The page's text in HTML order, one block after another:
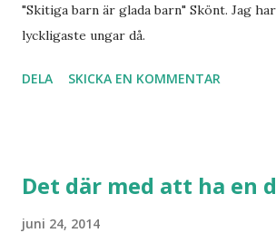
"Skitiga barn är glada barn" Skönt. Jag
lyckligaste ungar då.
DELA SKICKA EN KOMMENTAR
Det där med att ha en
juni 24, 2014